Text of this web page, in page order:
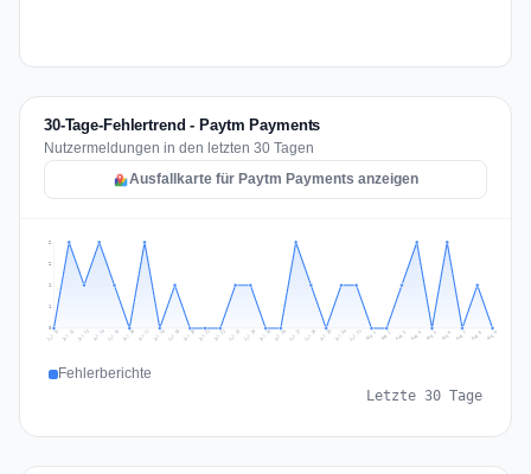
30-Tage-Fehlertrend - Paytm Payments
Nutzermeldungen in den letzten 30 Tagen
Ausfallkarte für Paytm Payments anzeigen
1
1
2
2
Jul 11 Jul 12 Jul 13 Jul 14 Jul 15 Jul 16 Jul 17 Jul 18 Jul 19 Jul 20 Jul 21 Jul 22 Jul 23 Jul 24 Jul 25 Jul 26 Jul 27 Jul 28 Jul 29 Jul 30 Jul 31 Aug 1 Aug 2 Aug 3 Aug 4 Aug 5 Aug 6 Aug 7 Aug 8 Aug 9
Fehlerberichte
Letzte 30 Tage